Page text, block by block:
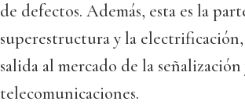
de defectos. Además, esta es la
superestructura y la
salida al mercado de la señalización
telecomunicaciones.